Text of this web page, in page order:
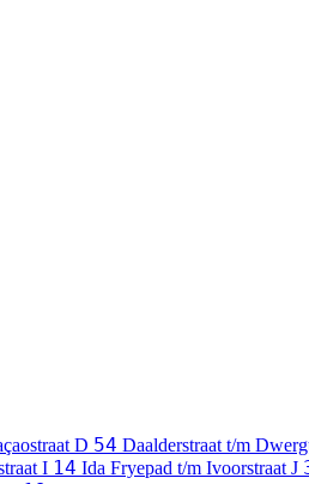
D 54 Daalderstraat t/m
I 14 Ida Fryepad t/m Ivoorstraat J